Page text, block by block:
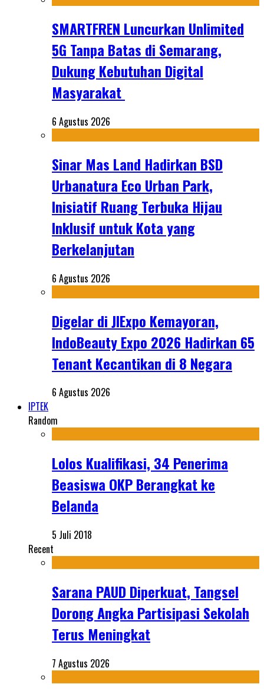
SMARTFREN Luncurkan Unlimited
5G Tanpa Batas di Semarang,
Dukung Kebutuhan Digital
Masyarakat
6 Agustus 2026
Sinar Mas Land Hadirkan BSD
Urbanatura Eco Urban Park,
Inisiatif Ruang Terbuka Hijau
Inklusif untuk Kota yang
Berkelanjutan
6 Agustus 2026
Digelar di JIExpo Kemayoran,
IndoBeauty Expo 2026 Hadirkan 65
Tenant Kecantikan di 8 Negara
6 Agustus 2026
IPTEK
Random
Lolos Kualifikasi, 34 Penerima
Beasiswa OKP Berangkat ke
Belanda
5 Juli 2018
Recent
Sarana PAUD Diperkuat, Tangsel
Dorong Angka Partisipasi Sekolah
Terus Meningkat
7 Agustus 2026